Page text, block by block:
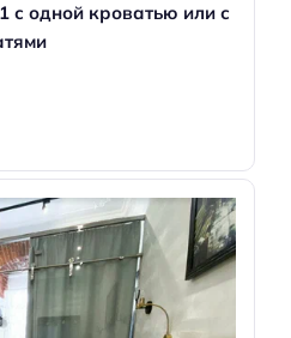
с одной кроватью или с